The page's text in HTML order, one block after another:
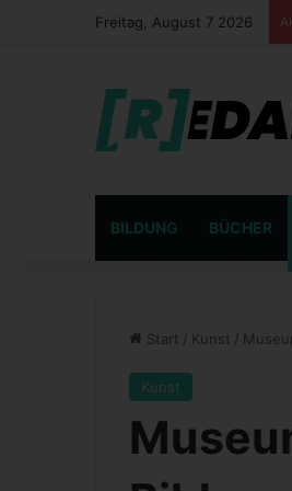
Freitag, August 7 2026
BILDUNG BÜCHER
Start / Kunst /
Kunst